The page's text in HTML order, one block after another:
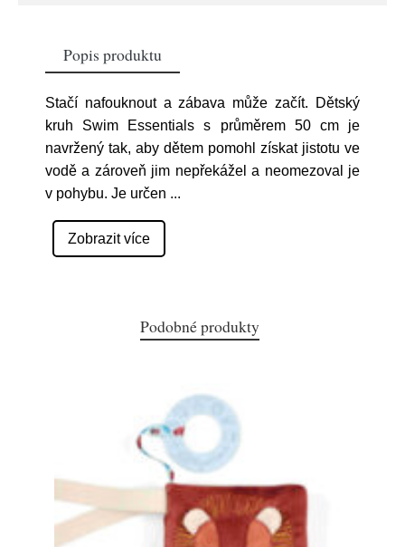
Popis produktu
Stačí nafouknout a zábava může začít. Dětský
kruh Swim Essentials s průměrem 50 cm je
navržený tak, aby dětem pomohl získat jistotu ve
vodě a zároveň jim nepřekážel a neomezoval je
v pohybu. Je určen ...
Zobrazit více
Podobné produkty